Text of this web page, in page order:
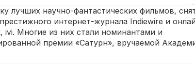
лучших научно-фантастических фильмов,
интернет-журнала Indiewire и
ivi. Многие из них стали номинантами и
премии «Сатурн», вручаемой